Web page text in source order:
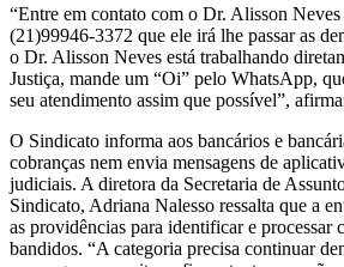
“Entre em contato com o Dr. Alisson
(21)99946-3372 que ele irá lhe passar as
o Dr. Alisson Neves está trabalhando
Justiça, mande um “Oi” pelo WhatsApp,
seu atendimento assim que possível”,
O Sindicato informa aos bancários e
cobranças nem envia mensagens de
judiciais. A diretora da Secretaria de
Sindicato, Adriana Nalesso ressalta que a
as providências para identificar e processar
bandidos. “A categoria precisa continuar